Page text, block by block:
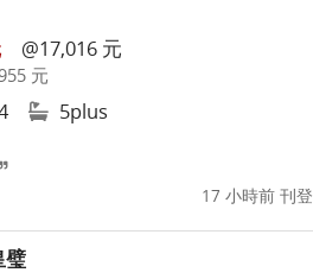
@17,016 元
元
5plus
17 小時前 刊登
璧